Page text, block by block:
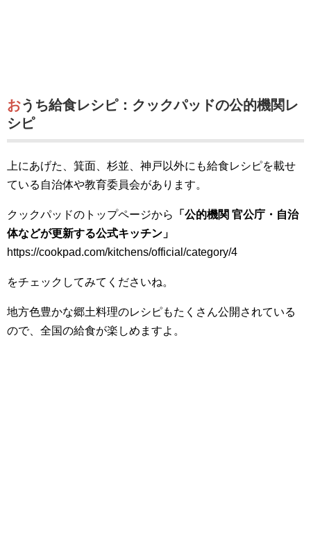
おうち給食レシピ：クックパッドの公的機関レ
シピ
上にあげた、箕面、杉並、神戸以外にも給食レシピを載せ
ている自治体や教育委員会があります。
クックパッドのトップページから 「公的機関 官公庁・自治
体などが更新する公式キッチン」
https://cookpad.com/kitchens/official/category/4
をチェックしてみてくださいね。
地方色豊かな郷土料理のレシピもたくさん公開されている
ので、全国の給食が楽しめますよ。